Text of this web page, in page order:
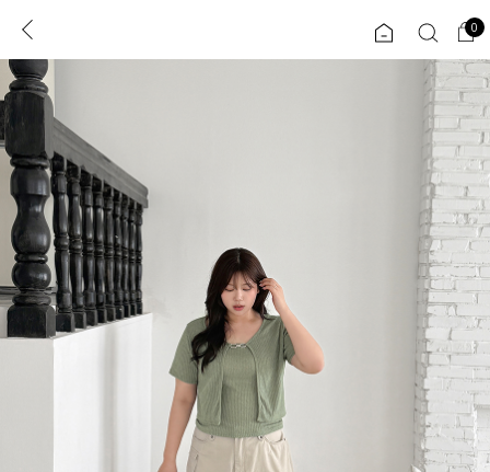
로그인 0
콘텐츠 리뷰 & 혜택
CATEGORY
도착보장⚡
인플루언서 pick!
ALL
익스클루시브
아우터
티셔츠
0